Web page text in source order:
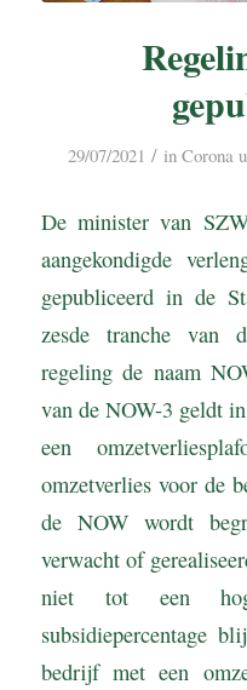
29/07/2021 / in Corona
De minister van
aangekondigde
gepubliceerd in de
zesde tranche van
regeling de naam
van de NOW-3 geldt
een
omzetverlies voor de
de NOW wordt
verwacht of
niet tot een
subsidiepercentage
bedrijf met een